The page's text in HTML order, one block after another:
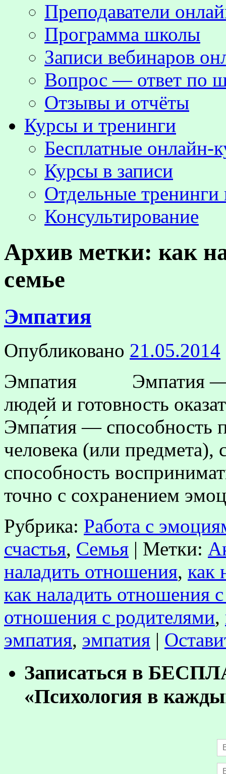
Преподаватели
Программа школы
Записи вебинаров
Вопрос — ответ по
Отзывы и отчёты
Курсы и тренинги
Бесплатные онлайн-
Курсы в записи
Отдельные тренинги
Консультирование
Архив метки: как
семье
Эмпатия
Опубликовано 21.05.2014
Эмпатия ​Эмпатия —
людей и готовность
Эмпа́тия — способность
человека (или
способность
точно с сохранением
Рубрика: Работа с
счастья, Семья | Метки:
наладить отношения, как
как наладить отношения
отношения с родителями,
эмпатия, эмпатия |
Записаться в
«Психология в